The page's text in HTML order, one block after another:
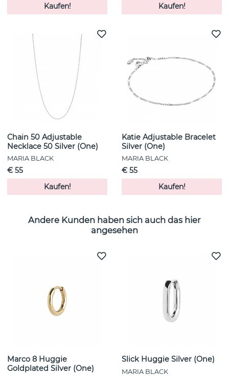
Kaufen!
Kaufen!
Chain 50 Adjustable
Necklace 50 Silver (One)
MARIA BLACK
€ 55
Kaufen!
Katie Adjustable Bracelet
Silver (One)
MARIA BLACK
€ 55
Kaufen!
Andere Kunden haben sich auch das hier
angesehen
Marco 8 Huggie
Goldplated Silver (One)
Slick Huggie Silver (One)
MARIA BLACK